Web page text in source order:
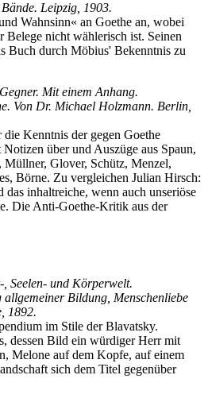
Leipzig, 1903.
Wahnsinn« an Goethe an, wobei
Belege nicht wählerisch ist. Seinen
Buch durch Möbius' Bekenntnis zu
Mit einem Anhang.
Von Dr. Michael Holzmann. Berlin,
Kenntnis der gegen Goethe
über und Auszüge aus Spaun,
Müllner, Glover, Schütz, Menzel,
Börne. Zu vergleichen Julian Hirsch:
das inhaltreiche, wenn auch unseriöse
Die Anti-Goethe-Kritik aus der
Seelen- und Körperwelt.
Bildung, Menschenliebe
1892.
im Stile der Blavatsky.
dessen Bild ein würdiger Herr mit
Melone auf dem Kopfe, auf einem
sich dem Titel gegenüber